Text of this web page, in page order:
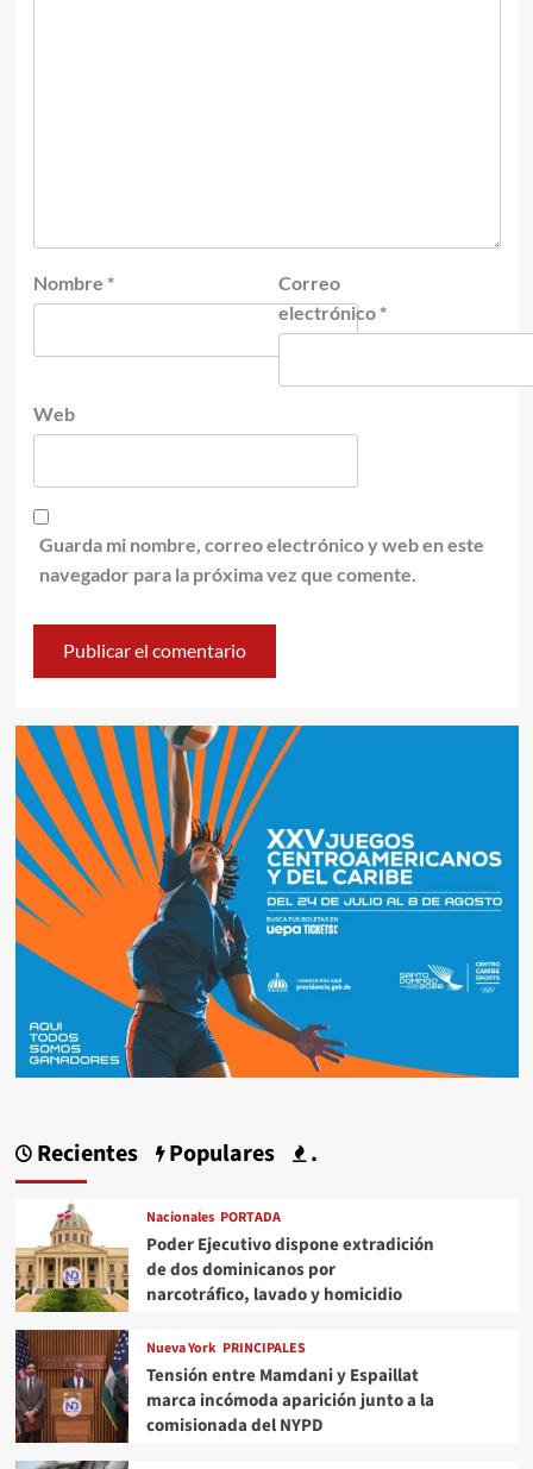
Nombre *
Correo
electrónico *
Web
Guarda mi nombre, correo electrónico y web en este
navegador para la próxima vez que comente.
Recientes Populares .
Nacionales PORTADA
Poder Ejecutivo dispone extradición
de dos dominicanos por
narcotráfico, lavado y homicidio
Nueva York PRINCIPALES
Tensión entre Mamdani y Espaillat
marca incómoda aparición junto a la
comisionada del NYPD